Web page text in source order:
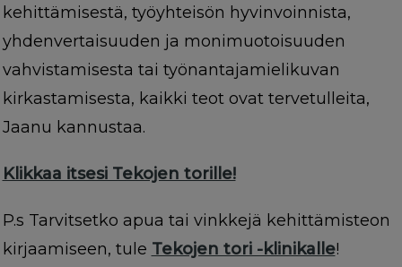
kehittämisestä, työyhteisön hyvinvoinnista,
yhdenvertaisuuden ja monimuotoisuuden
vahvistamisesta tai työnantajamielikuvan
kirkastamisesta, kaikki teot ovat tervetulleita,
Jaanu kannustaa.
Klikkaa itsesi Tekojen torille!
P.s Tarvitsetko apua tai vinkkejä kehittämisteon
kirjaamiseen, tule Tekojen tori -klinikalle!